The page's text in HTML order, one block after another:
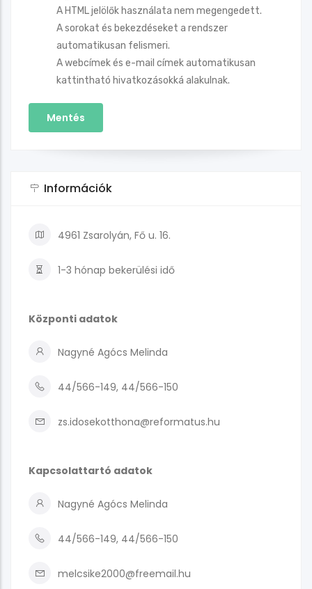
A HTML jelölők használata nem megengedett.
A sorokat és bekezdéseket a rendszer
automatikusan felismeri.
A webcímek és e-mail címek automatikusan
kattintható hivatkozásokká alakulnak.
Információk
4961 Zsarolyán, Fő u. 16.
1-3 hónap bekerülési idő
Központi adatok
Nagyné Agócs Melinda
44/566-149, 44/566-150
zs.idosekotthona@reformatus.hu
Kapcsolattartó adatok
Nagyné Agócs Melinda
44/566-149, 44/566-150
melcsike2000@freemail.hu